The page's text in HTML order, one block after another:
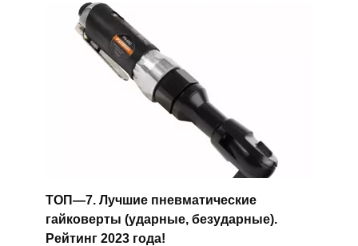
ТОП—7. Лучшие пневматические
гайковерты (ударные, безударные).
Рейтинг 2023 года!